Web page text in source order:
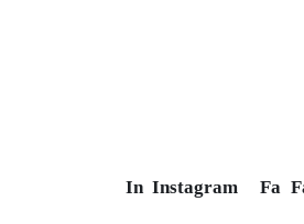
In Instagram Fa